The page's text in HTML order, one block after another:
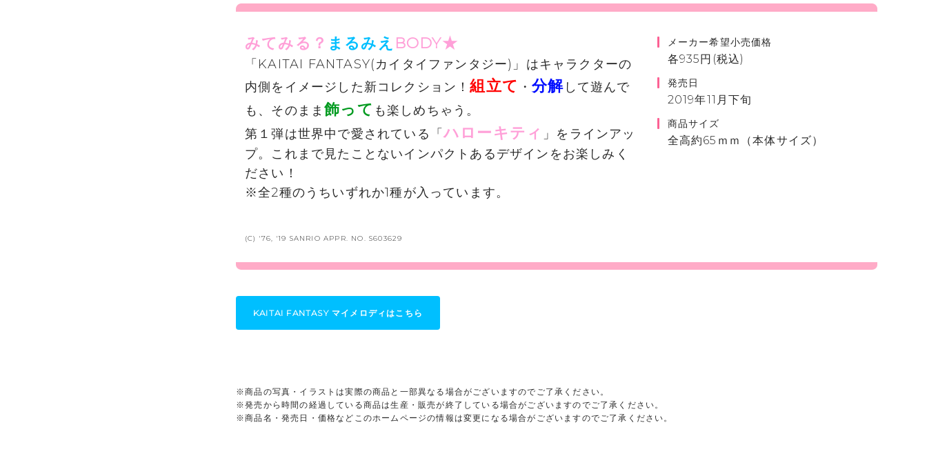
みてみる？ まるみえ BODY★
「KAITAI FANTASY(カイタイファンタジー)」はキャラクターの
内側をイメージした新コレクション！組立て ・分解 して遊んで
も、そのまま飾って も楽しめちゃう。
第１弾は世界中で愛されている「ハローキティ 」をラインアッ
プ。これまで見たことないインパクトあるデザインをお楽しみく
ださい！
※全2種のうちいずれか1種が入っています。
(C) '76, '19 SANRIO APPR. NO. S603629
メーカー希望小売価格
各935円(税込)
発売日
2019年11月下旬
商品サイズ
全高約65ｍｍ（本体サイズ）
KAITAI FANTASY マイメロディはこちら
※商品の写真・イラストは実際の商品と一部異なる場合がございますのでご了承ください。
※発売から時間の経過している商品は生産・販売が終了している場合がございますのでご了承ください。
※商品名・発売日・価格などこのホームページの情報は変更になる場合がございますのでご了承ください。